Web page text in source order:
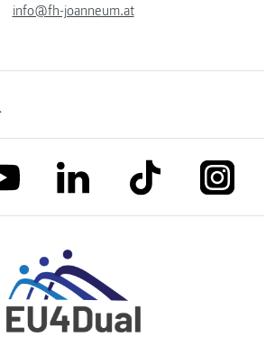
info@fh-joanneum.at
link to youtubelink to linkedinlink to tiktok link to